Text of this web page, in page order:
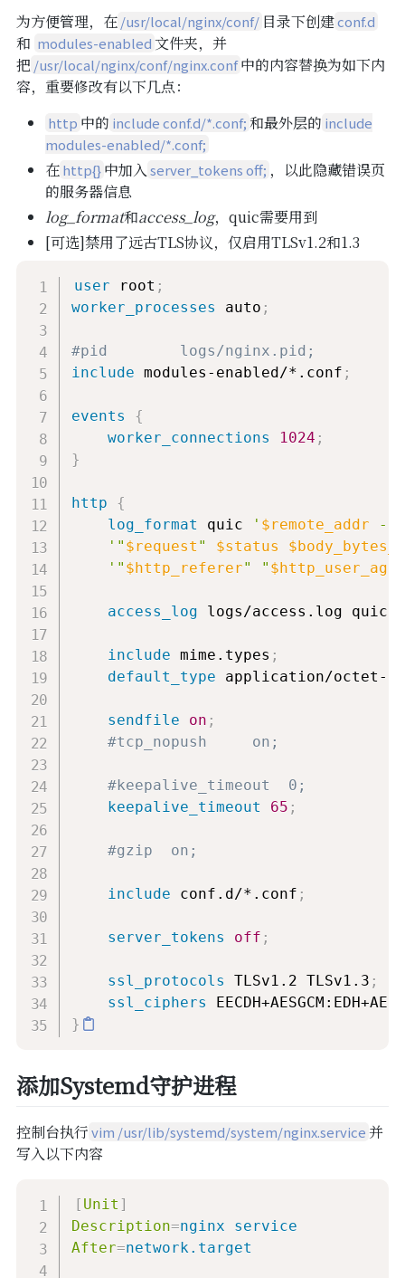
为方便管理，在/usr/local/nginx/conf/ 目录下创建conf.d
和 modules-enabled文件夹，并
把 /usr/local/nginx/conf/nginx.conf中的内容替换为如下内
容，重要修改有以下几点：
http 中的 include conf.d/*.conf;和最外层的 include
modules-enabled/*.conf;
在http{}中加入server_tokens off; ，以此隐藏错误页
的服务器信息
log_format和access_log，quic需要用到
[可选]禁用了远古TLS协议，仅启用TLSv1.2和1.3
user root ;
worker_processes auto ;
#pid        logs/nginx.pid;
include modules-enabled/*.conf ;
events
{
worker_connections
1024 ;
}
http
{
log_format quic ' $remote_addr -
'" $request " $status
'" $http_referer" "
access_log logs/access.log quic
include mime.types ;
default_type application/octet-
sendfile on ;
#tcp_nopush     on;
#keepalive_timeout  0;
keepalive_timeout
65 ;
#gzip  on;
include conf.d/*.conf ;
server_tokens off ;
ssl_protocols TLSv1.2 TLSv1.3 ;
ssl_ciphers
}
添加Systemd守护进程
控制台执行vim /usr/lib/systemd/system/nginx.service并
写入以下内容
[ Unit ]
Description=nginx service
After=network.target